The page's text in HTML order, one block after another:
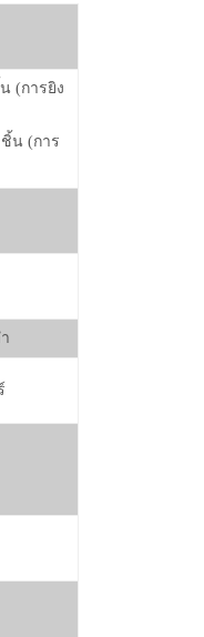
(การยิง
น (การ